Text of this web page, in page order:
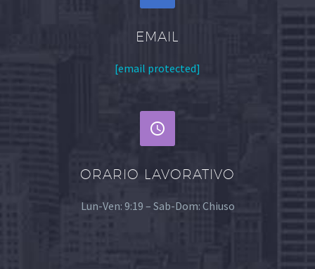
EMAIL
[email protected]


ORARIO LAVORATIVO
Lun-Ven: 9:19 – Sab-Dom: Chiuso